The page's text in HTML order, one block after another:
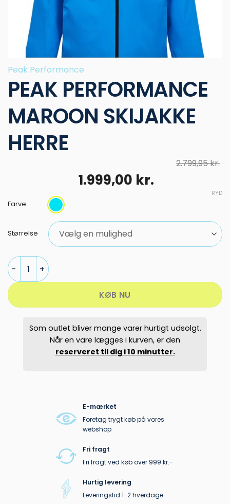
Peak Performance
PEAK PERFORMANCE
MAROON SKIJAKKE
HERRE
2.799,95kr.
Den
var:
2.799,95 kr..
1.999,00 kr.
er:
1.999,00
Farve
Størrelse
RYD
PEAK PERFORMANCE MAROON SKIJAKKE HERRE antal
KØB NU
Som outlet bliver mange varer hurtigt udsolgt.
Når en vare lægges i kurven, er den
reserveret til dig i 10 minutter.
E-mærket
Foretag trygt køb på vores
webshop
Fri fragt
Fri fragt ved køb over 999 kr.-
Hurtig levering
Leveringstid 1-2 hverdage